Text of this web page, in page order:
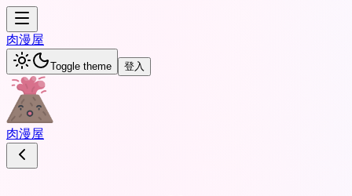
肉漫屋
Toggle theme 登入
肉漫屋